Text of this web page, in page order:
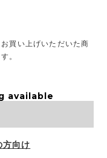
買い上げいただいた商
。
available
方向け